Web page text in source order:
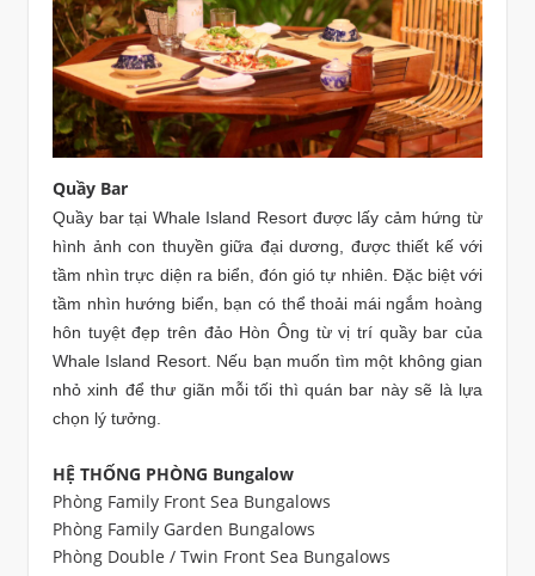
Quầy Bar
Quầy bar tại Whale Island Resort được lấy cảm hứng từ
hình ảnh con thuyền giữa đại dương, được thiết kế với
tầm nhìn trực diện ra biển, đón gió tự nhiên. Đặc biệt với
tầm nhìn hướng biển, bạn có thể thoải mái ngắm hoàng
hôn tuyệt đẹp trên đảo Hòn Ông từ vị trí quầy bar của
Whale Island Resort. Nếu bạn muốn tìm một không gian
nhỏ xinh để thư giãn mỗi tối thì quán bar này sẽ là lựa
chọn lý tưởng.
HỆ THỐNG PHÒNG Bungalow
Phòng Family Front Sea Bungalows
Phòng Family Garden Bungalows
Phòng Double / Twin Front Sea Bungalows